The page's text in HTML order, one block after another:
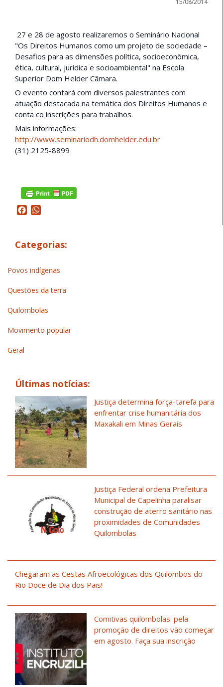
27 e 28 de agosto realizaremos o Seminário Nacional
"Os Direitos Humanos como um projeto de sociedade –
Desafios para as dimensões política, socioeconômica,
ética, cultural, jurídica e socioambiental" na Escola
Superior Dom Helder Câmara.
O evento contará com diversos palestrantes com
atuação destacada na temática dos Direitos Humanos e
conta co inscrições para trabalhos.
Mais informações:
http://www.seminariodh.domhelder.edu.br
(31) 2125-8899
Facebook
Categorias:
Povos indígenas
Questões da terra
Quilombolas
Movimento popular
Geral
Últimas notícias:
Justiça determina força-tarefa para
enfrentar crise humanitária dos
Maxakali em Minas Gerais
Justiça Federal ordena Prefeitura
Municipal de Capelinha paralisar
construção de aterro sanitário nas
proximidades de Comunidades
Quilombolas
Chegaram as Cestas Afroecológicas dos Quilombos do
Rio Doce de Dia dos Pais!
Comitivas quilombolas: pela
promoção de direitos vão começar
em agosto. Faça sua inscrição